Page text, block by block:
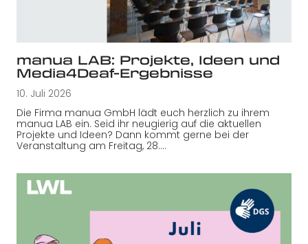
manua LAB: Projekte, Ideen und
Media4Deaf-Ergebnisse
10. Juli 2026
Die Firma manua GmbH lädt euch herzlich zu ihrem
manua LAB ein. Seid ihr neugierig auf die aktuellen
Projekte und Ideen? Dann kommt gerne bei der
Veranstaltung am Freitag, 28.…